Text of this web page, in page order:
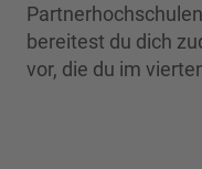
bereitest du dich
vor, die du im